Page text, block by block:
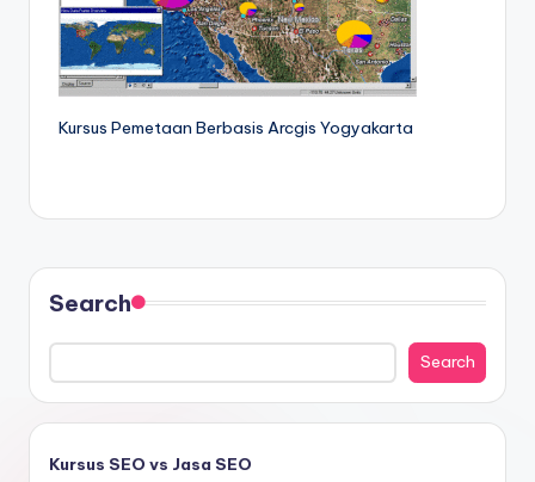
Kursus Pemetaan Berbasis Arcgis Yogyakarta
Search
Search
Kursus SEO vs Jasa SEO